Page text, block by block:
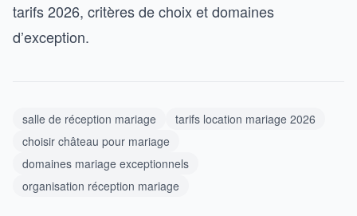
tarifs 2026, critères de choix et domaines
d’exception.
salle de réception mariage
tarifs location mariage 2026
choisir château pour mariage
domaines mariage exceptionnels
organisation réception mariage